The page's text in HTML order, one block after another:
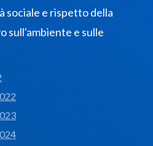
sociale e rispetto della
sull'ambiente e sulle